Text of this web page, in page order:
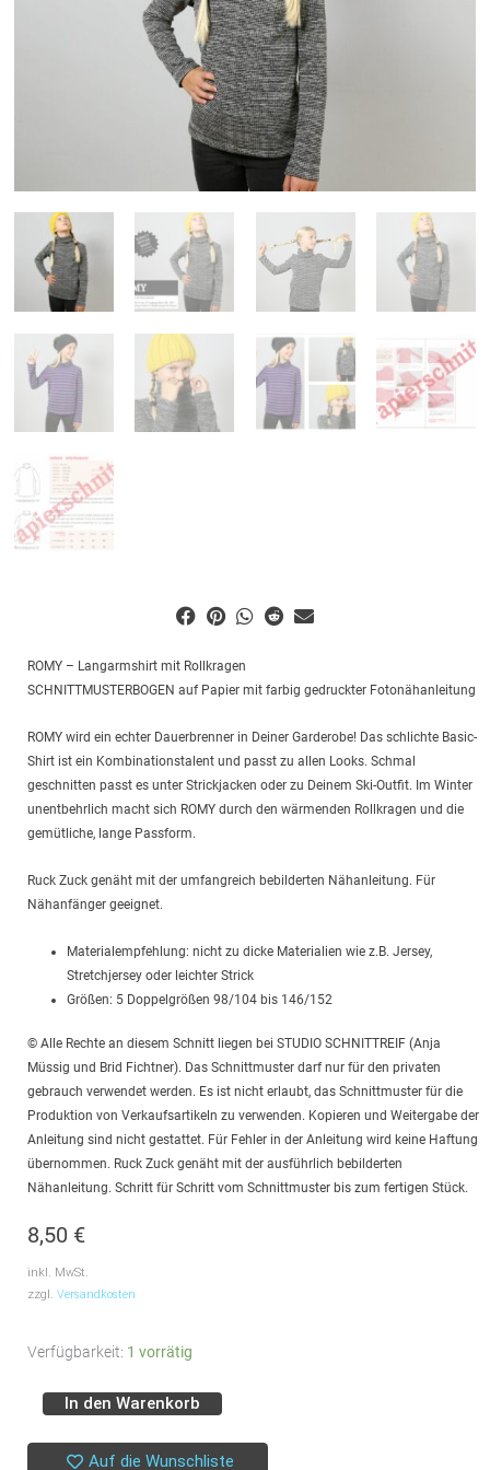
ROMY – Langarmshirt mit Rollkragen
SCHNITTMUSTERBOGEN auf Papier mit farbig gedruckter Fotonähanleitung
ROMY wird ein echter Dauerbrenner in Deiner Garderobe! Das schlichte Basic-
Shirt ist ein Kombinationstalent und passt zu allen Looks. Schmal
geschnitten passt es unter Strickjacken oder zu Deinem Ski-Outfit. Im Winter
unentbehrlich macht sich ROMY durch den wärmenden Rollkragen und die
gemütliche, lange Passform.
Ruck Zuck genäht mit der umfangreich bebilderten Nähanleitung. Für
Nähanfänger geeignet.
Materialempfehlung: nicht zu dicke Materialien wie z.B. Jersey,
Stretchjersey oder leichter Strick
Größen: 5 Doppelgrößen 98/104 bis 146/152
© Alle Rechte an diesem Schnitt liegen bei STUDIO SCHNITTREIF (Anja
Müssig und Brid Fichtner). Das Schnittmuster darf nur für den privaten
gebrauch verwendet werden. Es ist nicht erlaubt, das Schnittmuster für die
Produktion von Verkaufsartikeln zu verwenden. Kopieren und Weitergabe der
Anleitung sind nicht gestattet. Für Fehler in der Anleitung wird keine Haftung
übernommen. Ruck Zuck genäht mit der ausführlich bebilderten
Nähanleitung. Schritt für Schritt vom Schnittmuster bis zum fertigen Stück.
8,50 €
inkl. MwSt.
zzgl. Versandkosten
Verfügbarkeit: 1 vorrätig
Schnittmuster
StudioIn den Warenkorb
Auf die Wunschliste